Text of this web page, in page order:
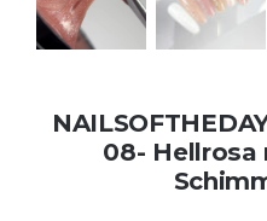
08-